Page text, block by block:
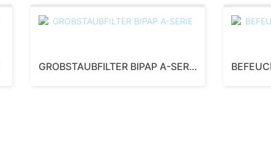
GROBSTAUBFILTER BIPAP A-SERIE